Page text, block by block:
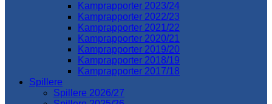
Kamprapporter 2023/24
Kamprapporter 2022/23
Kamprapporter 2021/22
Kamprapporter 2020/21
Kamprapporter 2019/20
Kamprapporter 2018/19
Kamprapporter 2017/18
Spillere
Spillere 2026/27